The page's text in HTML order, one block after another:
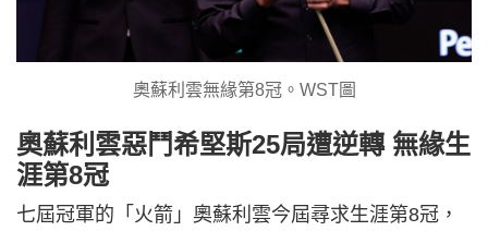
奧蘇利雲無緣第8冠。WST圖
奧蘇利雲惡鬥希堅斯25局遭逆轉 無緣生
涯第8冠
七屆冠軍的「火箭」奧蘇利雲今屆尋求生涯第8冠，